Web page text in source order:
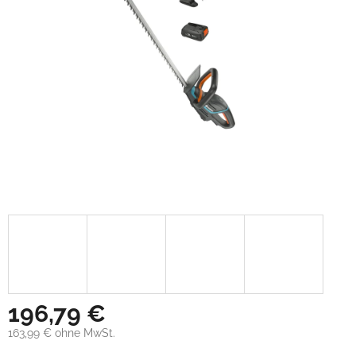
196,79 €
163,99 € ohne MwSt.